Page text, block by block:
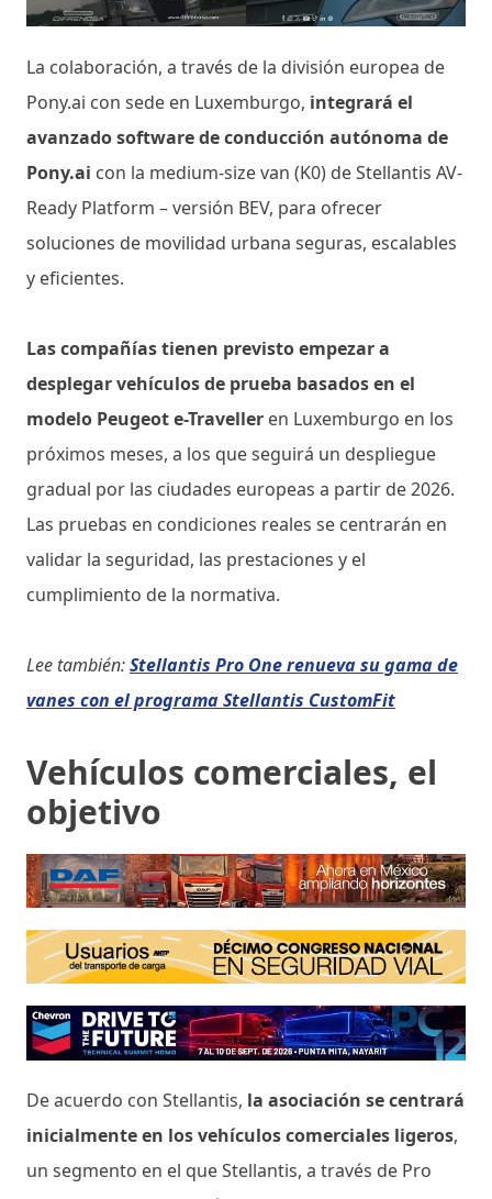
La colaboración, a través de la división europea de
Pony.ai con sede en Luxemburgo, integrará el
avanzado software de conducción autónoma de
Pony.ai con la medium-size van (K0) de Stellantis AV-
Ready Platform – versión BEV, para ofrecer
soluciones de movilidad urbana seguras, escalables
y eficientes.
Las compañías tienen previsto empezar a
desplegar vehículos de prueba basados en el
modelo Peugeot e-Traveller en Luxemburgo en los
próximos meses, a los que seguirá un despliegue
gradual por las ciudades europeas a partir de 2026.
Las pruebas en condiciones reales se centrarán en
validar la seguridad, las prestaciones y el
cumplimiento de la normativa.
Lee también:Stellantis Pro One renueva su gama de
vanes con el programa Stellantis CustomFit
Vehículos comerciales, el
objetivo
De acuerdo con Stellantis, la asociación se centrará
inicialmente en los vehículos comerciales ligeros,
un segmento en el que Stellantis, a través de Pro